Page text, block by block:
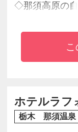
◇那須高原の自
◇美肌に効果
◇ヨーロピア
ではの広々と
ホテルラフ
栃木 那須温泉